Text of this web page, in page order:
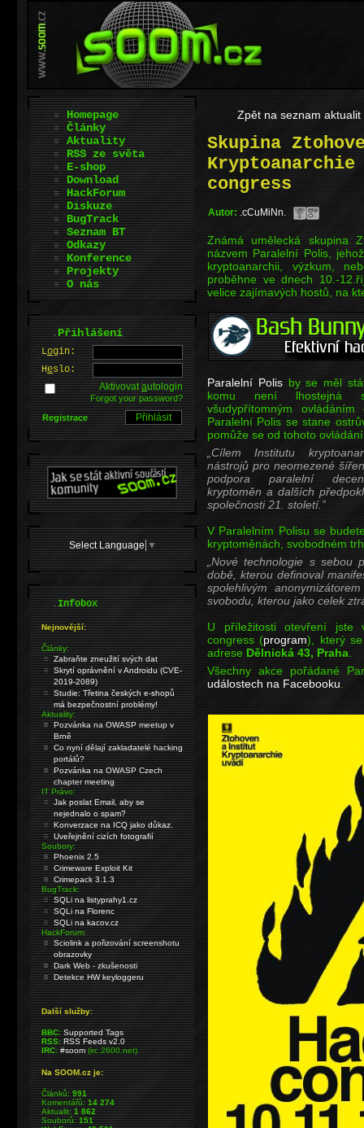
Zpět na seznam aktualit
Skupina
Kryptoanarchie
congress
Autor: .cCuMiNn.
Známá umělecká skupina
názvem Paralelní Polis,
kryptoanarchii, výzkum,
proběhne ve dnech 10.-
velice zajímavých hostů, na
Paralelní Polisby se měl
komu není lhostejná
všudypřítomným
Paralelní Polis se stane
pomůže se od tohoto
Cílem Institutu
nástrojů pro neomezené
podpora paralelní
kryptoměn a dalších
společnosti 21. století.
V Paralelním Polisu se
kryptoměnách, svobodném
Nové technologie s sebou
době, kterou definoval
spolehlivým
svobodu, kterou jako celek
U příležitosti otevření jste
congress (program), který
adrese Dělnická 43, Praha.
Všechny akce pořádané
událostech na Facebooku.
Homepage
Články
Aktuality
RSS ze světa
E-shop
Download
HackForum
Diskuze
BugTrack
Seznam BT
Odkazy
Konference
Projekty
O nás
.Přihlášení
Login:
Heslo:
Aktivovatautologin
Forgot your password?
Registrace
Select Language ▼
.Infobox
Nejnovější:
Články:
Zabraňte zneužití svých dat
Skrytí oprávnění v Androidu (CVE-
2019-2089)
Studie: Třetina českých e-shopů
má bezpečnostní problémy!
Aktuality:
Pozvánka na OWASP meetup v
Brně
Co nyní dělají zakladatelé hacking
portálů?
Pozvánka na OWASP Czech
chapter meeting
IT Právo:
Jak poslat Email, aby se
nejednalo o spam?
Konverzace na ICQ jako důkaz.
Uveřejnění cizích fotografií
Soubory:
Phoenix 2.5
Crimeware Exploit Kit
Crimepack 3.1.3
BugTrack:
SQLi na listyprahy1.cz
SQLi na Florenc
SQLi na kacov.cz
HackForum:
Sciolink a pořizování screenshotu
obrazovky
Dark Web - zkušenosti
Detekce HW keyloggeru
Další služby:
BBC: Supported Tags
RSS: RSS Feeds v2.0
IRC: #soom(irc.2600.net)
Na SOOM.cz je:
Článků:991
Komentářů:14 274
Aktualit:1 862
Souborů:151